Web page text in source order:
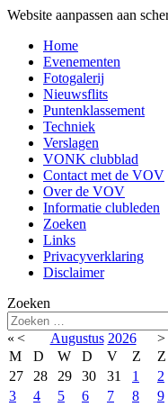
Website aanpassen aan
Home
Evenementen
Fotogalerij
Nieuwsflits
Puntenklassement
Techniek
Verslagen
VONK clubblad
Contact met de VOV
Over de VOV
Informatie clubleden
Zoeken
Links
Privacyverklaring
Disclaimer
Zoeken
« < Augustus 2026 >
M
D W D V Z
Z
27
28 29 30 31 1
2
3
4 5 6 7 8
9